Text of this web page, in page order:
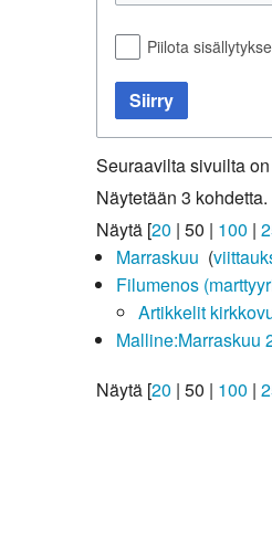
Suomen
Piilota
Siirry
Seuraavilta sivuilta
Näytetään 3 kohdetta.
Näytä [20 | 50 | 100 |
Marraskuu (
Filumenos
Artikkelit
Malline:Marraskuu
Näytä [20 | 50 | 100 |